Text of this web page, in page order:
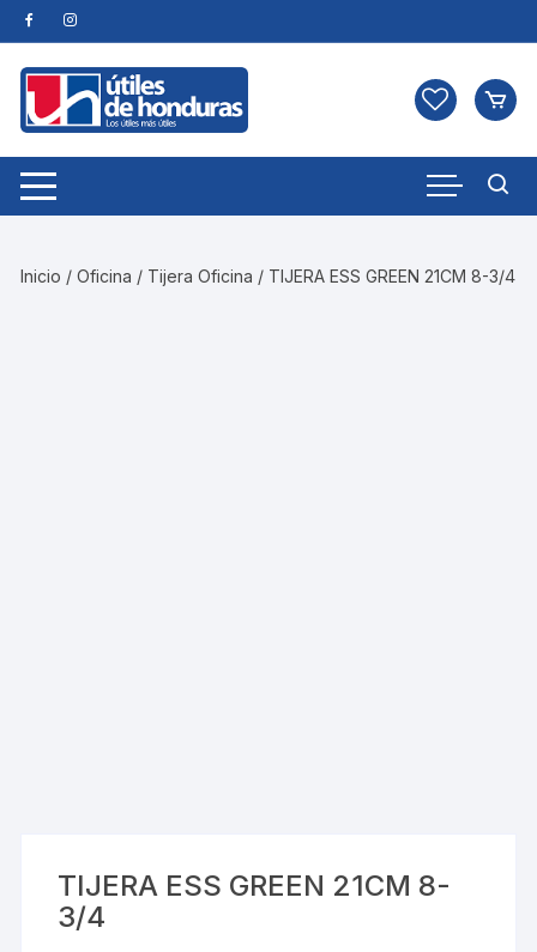
Skip
to
content
Inicio /Oficina / Tijera Oficina / TIJERA ESS GREEN 21CM 8-3/4
TIJERA ESS GREEN 21CM 8-
3/4